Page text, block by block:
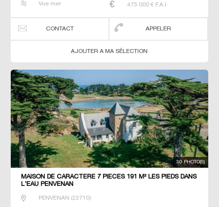
Vue mer
475 000 € F.A.I
CONTACT APPELER
AJOUTER A MA SÉLECTION
30 PHOTO(S)
MAISON DE CARACTERE 7 PIECES 191 M² LES PIEDS DANS
L'EAU PENVENAN
PENVENAN (22710)